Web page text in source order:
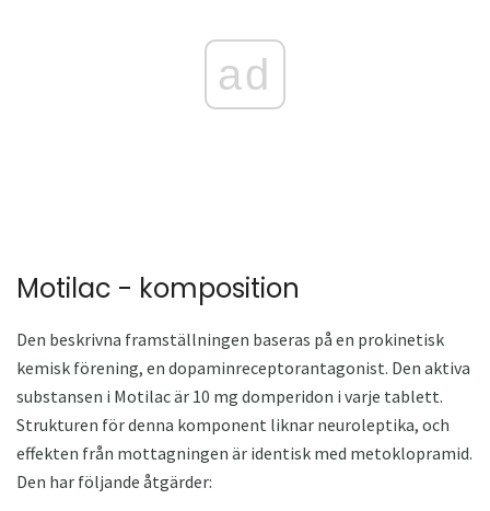
ad
Motilac - komposition
Den beskrivna framställningen baseras på en prokinetisk
kemisk förening, en dopaminreceptorantagonist. Den aktiva
substansen i Motilac är 10 mg domperidon i varje tablett.
Strukturen för denna komponent liknar neuroleptika, och
effekten från mottagningen är identisk med metoklopramid.
Den har följande åtgärder: